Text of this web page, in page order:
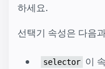
하세요.
선택기 속성은 다음
selector 이